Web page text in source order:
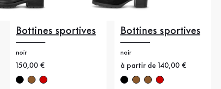
Bottines sportives
noir
Nouveau prix
150,00 €
Bottines sportives
noir
Nouveau prix
à partir de 140,00 €